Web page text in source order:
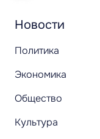
Новости
Политика
Экономика
Общество
Культура